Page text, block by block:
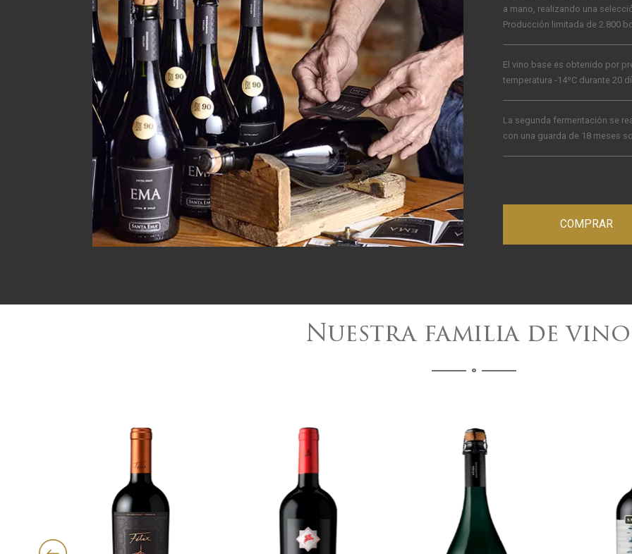
a mano, realizando una
Producción limitada de 2.800
El vino base es obtenido por
temperatura -14ºC durante 20
La segunda fermentación se
con una guarda de 18 meses
COMPRAR
Nuestra familia de